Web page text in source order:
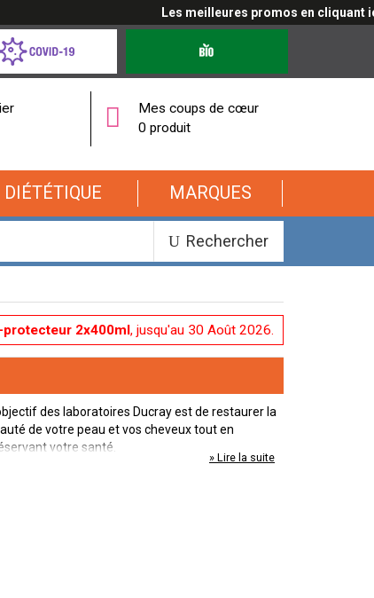
Les meilleures promos en cliquant ici
Mes coups de cœur
0 produit
DIÉTÉTIQUE MARQUES
Rechercher
2x400ml, jusqu'au 30 Août 2026.
des laboratoires Ducray est de restaurer la
de votre peau et vos cheveux tout en
votre santé.
» Lire la suite